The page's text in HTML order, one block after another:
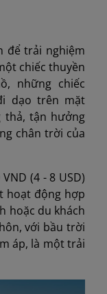
để trải nghiệm
chiếc thuyền
những chiếc
dạo trên mặt
thả, tận hưởng
chân trời của
(4 - 8 USD)
hoạt động hợp
hoặc du khách
với bầu trời
áp, là một trải